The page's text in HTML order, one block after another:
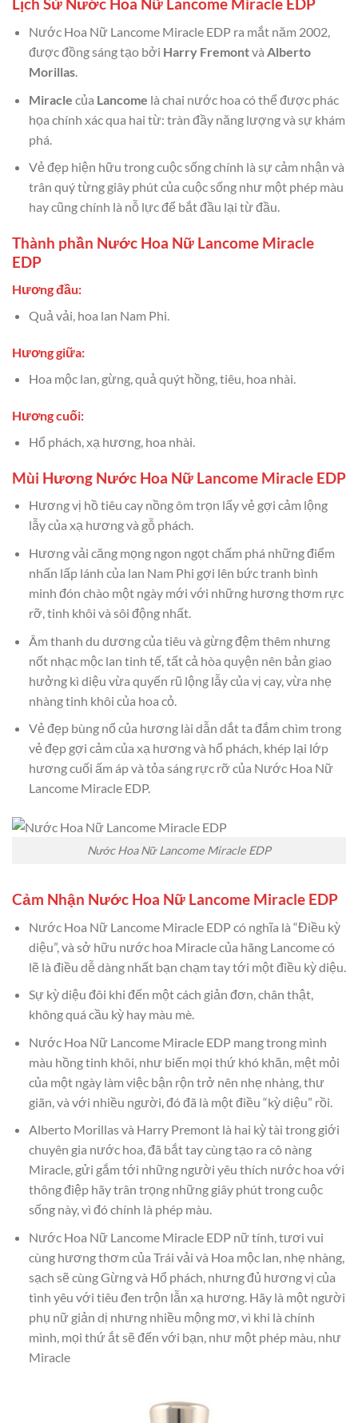
Lịch Sử Nước Hoa Nữ Lancome Miracle EDP
Nước Hoa Nữ Lancome Miracle EDP ra mắt năm 2002,
được đồng sáng tạo bởi Harry Fremontvà Alberto
Morillas.
Miracle của Lancome là chai nước hoa có thể được phác
họa chính xác qua hai từ: tràn đầy năng lượng và sự khám
phá.
Vẻ đẹp hiện hữu trong cuộc sống chính là sự cảm nhận và
trân quý từng giây phút của cuộc sống như một phép màu
hay cũng chính là nỗ lực để bắt đầu lại từ đầu.
Thành phần Nước Hoa Nữ Lancome Miracle
EDP
Hương đầu:
Quả vải, hoa lan Nam Phi.
Hương giữa:
Hoa mộc lan, gừng, quả quýt hồng, tiêu, hoa nhài.
Hương cuối:
Hổ phách, xạ hương, hoa nhài.
Mùi Hương Nước Hoa Nữ Lancome Miracle EDP
Hương vị hồ tiêu cay nồng ôm trọn lấy vẻ gợi cảm lộng
lẫy của xạ hương và gỗ phách.
Hương vải căng mọng ngon ngọt chấm phá những điểm
nhấn lấp lánh của lan Nam Phi gợi lên bức tranh bình
minh đón chào một ngày mới với những hương thơm rực
rỡ, tinh khôi và sôi động nhất.
Âm thanh du dương của tiêu và gừng đệm thêm nhưng
nốt nhạc mộc lan tinh tế, tất cả hòa quyện nên bản giao
hưởng kì diệu vừa quyến rũ lộng lẫy của vị cay, vừa nhẹ
nhàng tinh khôi của hoa cỏ.
Vẻ đẹp bùng nổ của hương lài dẫn dắt ta đắm chìm trong
vẻ đẹp gợi cảm của xạ hương và hổ phách, khép lại lớp
hương cuối ấm áp và tỏa sáng rực rỡ của Nước Hoa Nữ
Lancome Miracle EDP.
Nước Hoa Nữ Lancome Miracle EDP
Cảm Nhận Nước Hoa Nữ Lancome Miracle EDP
Nước Hoa Nữ Lancome Miracle EDP có nghĩa là “Điều kỳ
diệu”, và sở hữu nước hoa Miracle của hãng Lancome có
lẽ là điều dễ dàng nhất bạn chạm tay tới một điều kỳ diệu.
Sự kỳ diệu đôi khi đến một cách giản đơn, chân thật,
không quá cầu kỳ hay màu mè.
Nước Hoa Nữ Lancome Miracle EDP mang trong mình
màu hồng tinh khôi, như biến mọi thứ khó khăn, mệt mỏi
của một ngày làm việc bận rộn trở nên nhẹ nhàng, thư
giãn, và với nhiều người, đó đã là một điều “kỳ diệu” rồi.
Alberto Morillas và Harry Premont là hai kỳ tài trong giới
chuyên gia nước hoa, đã bắt tay cùng tạo ra cô nàng
Miracle, gửi gắm tới những người yêu thích nước hoa với
thông điệp hãy trân trọng những giây phút trong cuộc
sống này, vì đó chính là phép màu.
Nước Hoa Nữ Lancome Miracle EDP nữ tính, tươi vui
cùng hương thơm của Trái vải và Hoa mộc lan, nhẹ nhàng,
sạch sẽ cùng Gừng và Hổ phách, nhưng đủ hương vị của
tình yêu với tiêu đen trộn lẫn xạ hương. Hãy là một người
phụ nữ giản dị nhưng nhiều mộng mơ, vì khi là chính
mình, mọi thứ ắt sẽ đến với bạn, như một phép màu, như
Miracle